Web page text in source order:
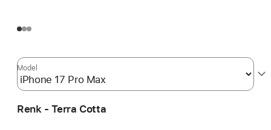
Model
Renk - Terra Cotta